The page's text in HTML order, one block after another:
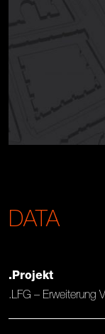
DATA
.Projekt
.LFG – Erweiterung